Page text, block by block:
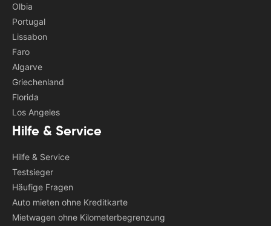
Olbia
Portugal
Lissabon
Faro
Algarve
Griechenland
Florida
Los Angeles
Hilfe & Service
Hilfe & Service
Testsieger
Häufige Fragen
Auto mieten ohne Kreditkarte
Mietwagen ohne Kilometerbegrenzung